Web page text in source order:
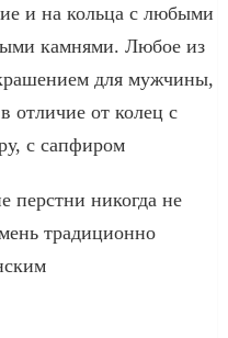
и на кольца с любыми
камнями. Любое из
для мужчины,
отличие от колец с
с сапфиром
перстни никогда не
традиционно